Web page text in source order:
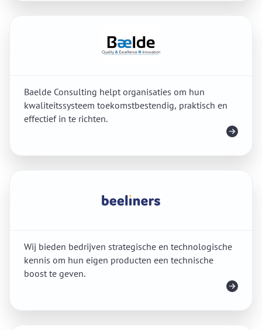
Baelde Consulting helpt organisaties om hun
kwaliteitssysteem toekomstbestendig, praktisch en
effectief in te richten.
Wij bieden bedrijven strategische en technologische
kennis om hun eigen producten een technische
boost te geven.